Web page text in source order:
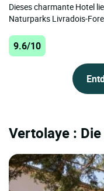
Dieses charmante Hotel
Naturparks Livradois-
9.6/10
Vertolaye :